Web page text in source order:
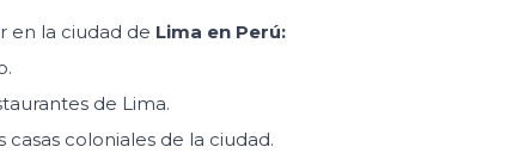
en la ciudad de Lima en Perú:
de Lima.
coloniales de la ciudad.